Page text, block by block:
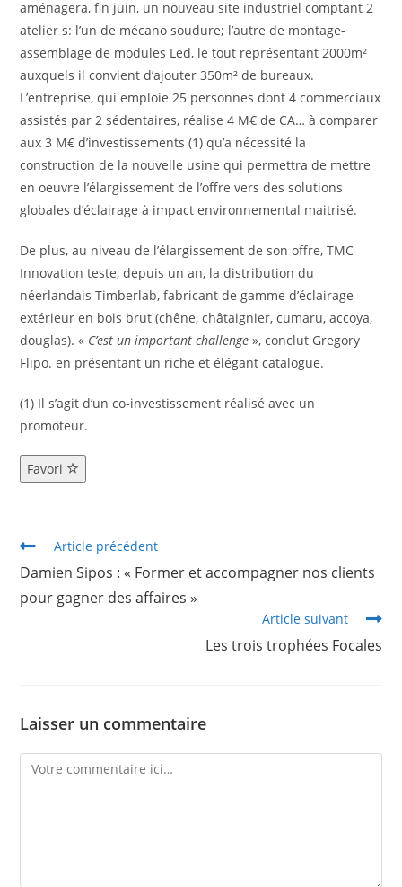
aménagera, fin juin, un nouveau site industriel comptant 2
atelier s: l’un de mécano soudure; l’autre de montage-
assemblage de modules Led, le tout représentant 2000m²
auxquels il convient d’ajouter 350m² de bureaux.
L’entreprise, qui emploie 25 personnes dont 4 commerciaux
assistés par 2 sédentaires, réalise 4 M€ de CA… à comparer
aux 3 M€ d’investissements (1) qu’a nécessité la
construction de la nouvelle usine qui permettra de mettre
en oeuvre l’élargissement de l’offre vers des solutions
globales d’éclairage à impact environnemental maitrisé.
De plus, au niveau de l’élargissement de son offre, TMC
Innovation teste, depuis un an, la distribution du
néerlandais Timberlab, fabricant de gamme d’éclairage
extérieur en bois brut (chêne, châtaignier, cumaru, accoya,
douglas). « C’est un important challenge », conclut Gregory
Flipo. en présentant un riche et élégant catalogue.
(1) Il s’agit d’un co-investissement réalisé avec un
promoteur.
Favori
Article précédent
Damien Sipos : « Former et accompagner nos clients
pour gagner des affaires »
Article suivant
Les trois trophées Focales
Laisser un commentaire